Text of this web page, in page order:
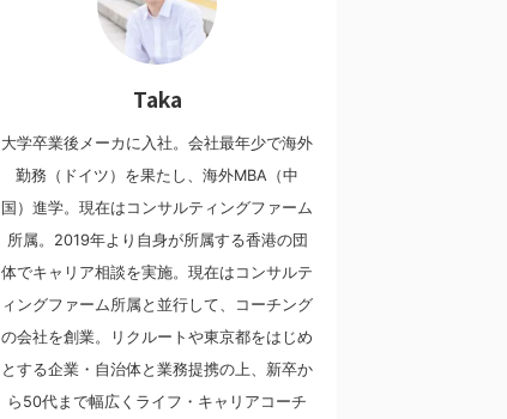
Taka
大学卒業後メーカに入社。会社最年少で海外
勤務（ドイツ）を果たし、海外MBA（中
国）進学。現在はコンサルティングファーム
所属。2019年より自身が所属する香港の団
体でキャリア相談を実施。現在はコンサルテ
ィングファーム所属と並行して、コーチング
の会社を創業。リクルートや東京都をはじめ
とする企業・自治体と業務提携の上、新卒か
ら50代まで幅広くライフ・キャリアコーチ